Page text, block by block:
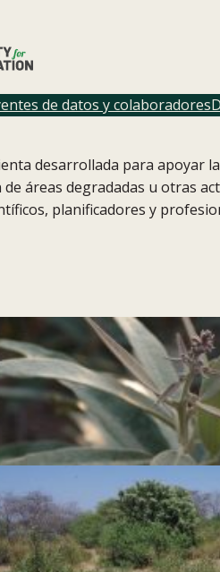
de datos y colaboradores
desarrollada para apoyar
áreas degradadas u otras
planificadores y